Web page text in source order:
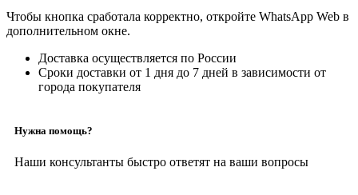
Чтобы кнопка сработала корректно, откройте WhatsApp Web в
дополнительном окне.
Доставка осуществляется по России
Сроки доставки от 1 дня до 7 дней в зависимости от
города покупателя
Нужна помощь?
Наши консультанты быстро ответят на ваши вопросы